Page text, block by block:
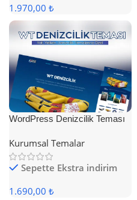
1.970,00 ₺
WordPress Denizcilik Teması
Kurumsal Temalar
Sepette Ekstra indirim
1.690,00 ₺